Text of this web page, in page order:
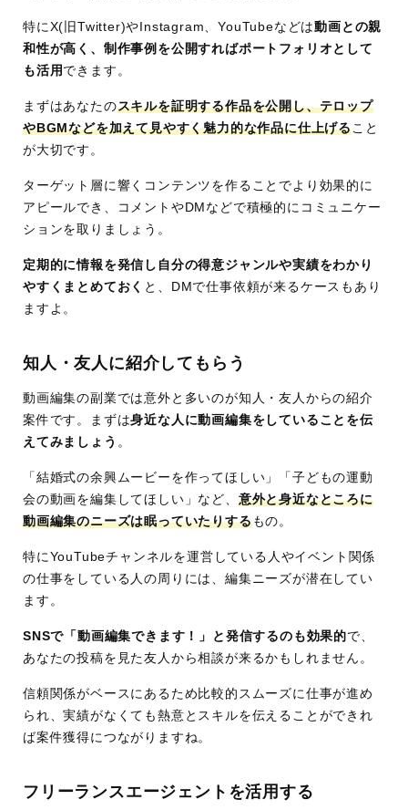
特にX(旧Twitter)やInstagram、YouTubeなどは動画との親
和性が高く、制作事例を公開すればポートフォリオとして
も活用 できます。
まずはあなたのスキルを証明する作品を公開し、テロップ
やBGMなどを加えて見やすく魅力的な作品に仕上げること
が大切です。
ターゲット層に響くコンテンツを作ることでより効果的に
アピールでき、コメントやDMなどで積極的にコミュニケー
ションを取りましょう。
定期的に情報を発信し自分の得意ジャンルや実績をわかり
やすくまとめておく と、DMで仕事依頼が来るケースもあり
ますよ。
知人・友人に紹介してもらう
動画編集の副業では意外と多いのが知人・友人からの紹介
案件です。まずは身近な人に動画編集をしていることを伝
えてみましょう 。
「結婚式の余興ムービーを作ってほしい」「子どもの運動
会の動画を編集してほしい」など、 意外と身近なところに
動画編集のニーズは眠っていたりするもの。
特にYouTubeチャンネルを運営している人やイベント関係
の仕事をしている人の周りには、編集ニーズが潜在してい
ます。
SNSで「動画編集できます！」と発信するのも効果的で、
あなたの投稿を見た友人から相談が来るかもしれません。
信頼関係がベースにあるため比較的スムーズに仕事が進め
られ、実績がなくても熱意とスキルを伝えることができれ
ば案件獲得につながりますね。
フリーランスエージェントを活用する